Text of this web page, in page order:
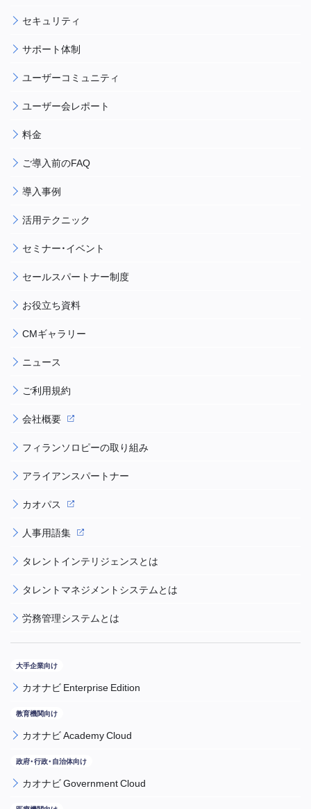
セキュリティ
サポート体制
ユーザーコミュニティ
ユーザー会レポート
料金
ご導入前のFAQ
導入事例
活用テクニック
セミナー・イベント
セールスパートナー制度
お役立ち資料
CMギャラリー
ニュース
ご利用規約
会社概要
フィランソロピーの取り組み
アライアンスパートナー
カオパス
人事用語集
タレントインテリジェンスとは
タレントマネジメントシステムとは
労務管理システムとは
カオナビ Enterprise Edition
カオナビ Academy Cloud
カオナビ Government Cloud